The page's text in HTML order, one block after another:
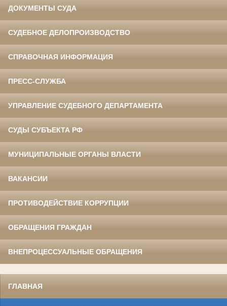
ДОКУМЕНТЫ СУДА
СУДЕБНОЕ ДЕЛОПРОИЗВОДСТВО
СПРАВОЧНАЯ ИНФОРМАЦИЯ
ПРЕСС-СЛУЖБА
УПРАВЛЕНИЕ СУДЕБНОГО ДЕПАРТАМЕНТА
СУДЫ СУБЪЕКТА РФ
МУНИЦИПАЛЬНЫЕ ОРГАНЫ ВЛАСТИ
ВАКАНСИИ
ПРОТИВОДЕЙСТВИЕ КОРРУПЦИИ
ОБРАЩЕНИЯ ГРАЖДАН
ВНЕПРОЦЕССУАЛЬНЫЕ ОБРАЩЕНИЯ
ГЛАВНАЯ